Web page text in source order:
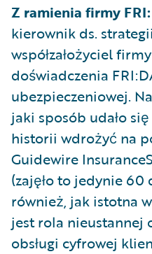
Z ramienia firmy
kierownik ds.
współzałożyciel
doświadczenia
ubezpieczeniowej.
jaki sposób udało
historii wdrożyć na
Guidewire
(zajęło to jedynie 60
również, jak istotna
jest rola
obsługi cyfrowej